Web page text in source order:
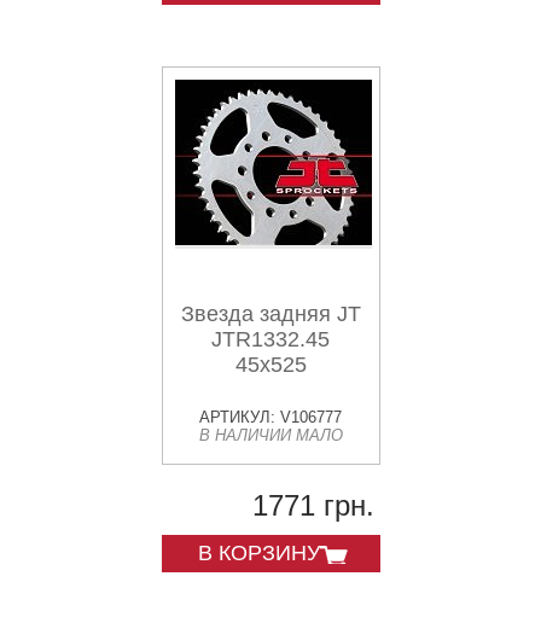
Звезда задняя JT
JTR1332.45
45x525
АРТИКУЛ: V106777
В НАЛИЧИИ МАЛО
1771 грн.
В КОРЗИНУ